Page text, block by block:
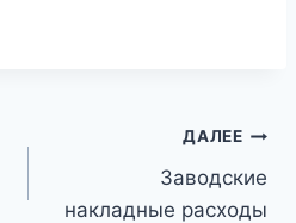
ДАЛЕЕ
Заводские
накладные расходы